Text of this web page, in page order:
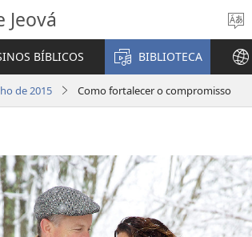
Jeová
BÍBLICOS BIBLIOTECA
de 2015 Como fortalecer o compromisso